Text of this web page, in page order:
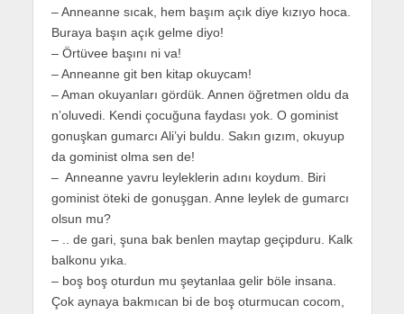
– Anneanne sıcak, hem başım açık diye kızıyo hoca.
Buraya başın açık gelme diyo!
– Örtüvee başını ni va!
– Anneanne git ben kitap okuycam!
– Aman okuyanları gördük. Annen öğretmen oldu da
n’oluvedi. Kendi çocuğuna faydası yok. O gominist
gonuşkan gumarcı Ali’yi buldu. Sakın gızım, okuyup
da gominist olma sen de!
– Anneanne yavru leyleklerin adını koydum. Biri
gominist öteki de gonuşgan. Anne leylek de gumarcı
olsun mu?
– .. de gari, şuna bak benlen maytap geçipduru. Kalk
balkonu yıka.
– boş boş oturdun mu şeytanlaa gelir böle insana.
Çok aynaya bakmıcan bi de boş oturmucan cocom,